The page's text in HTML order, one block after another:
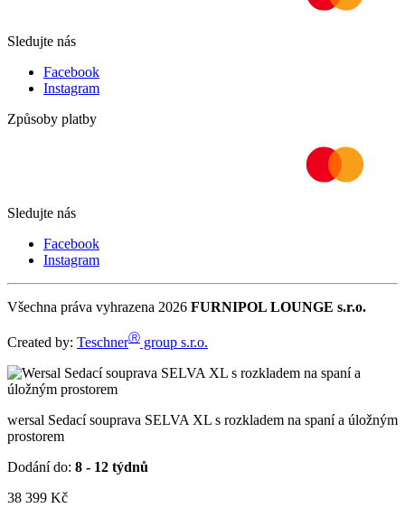
Sledujte nás
Facebook
Instagram
Způsoby platby
Sledujte nás
Facebook
Instagram
Všechna práva vyhrazena 2026 FURNIPOL LOUNGE s.r.o.
Created by: TeschnerⓇ group s.r.o.
wersal Sedací souprava SELVA XL s rozkladem na spaní a úložným
prostorem
Dodání do: 8 - 12 týdnů
38 399 Kč